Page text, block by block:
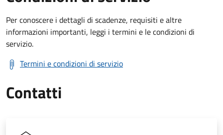
Per conoscere i dettagli di scadenze, requisiti e altre
informazioni importanti, leggi i termini e le condizioni di
servizio.
Termini e condizioni di servizio
Contatti